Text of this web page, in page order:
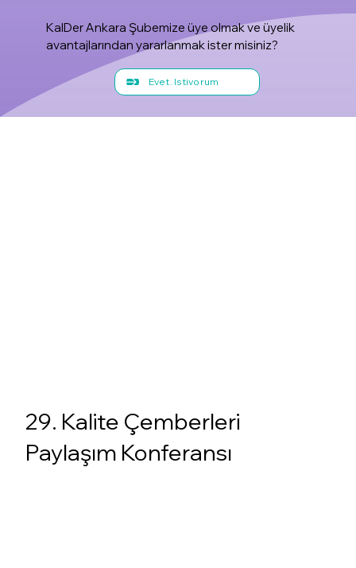
KalDer Ankara Şubemize üye olmak ve üyelik
avantajlarından yararlanmak ister misiniz?
Evet, İstiyorum
29. Kalite Çemberleri
Paylaşım Konferansı